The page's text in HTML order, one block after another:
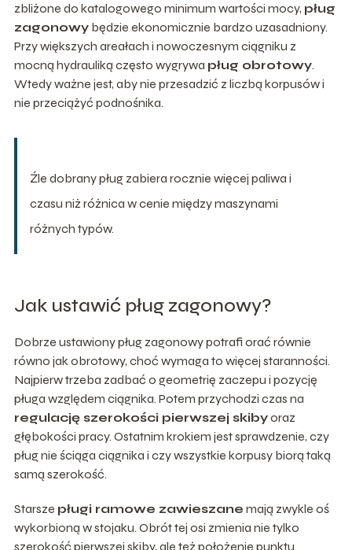
zbliżone do katalogowego minimum wartości mocy, pług
zagonowybędzie ekonomicznie bardzo uzasadniony.
Przy większych areałach i nowoczesnym ciągniku z
mocną hydrauliką często wygrywa pług obrotowy.
Wtedy ważne jest, aby nie przesadzić z liczbą korpusów i
nie przeciążyć podnośnika.
Źle dobrany pług zabiera rocznie więcej paliwa i
czasu niż różnica w cenie między maszynami
różnych typów.
Jak ustawić pług zagonowy?
Dobrze ustawiony pług zagonowy potrafi orać równie
równo jak obrotowy, choć wymaga to więcej staranności.
Najpierw trzeba zadbać o geometrię zaczepu i pozycję
pługa względem ciągnika. Potem przychodzi czas na
regulację szerokości pierwszej skibyoraz
głębokości pracy. Ostatnim krokiem jest sprawdzenie, czy
pług nie ściąga ciągnika i czy wszystkie korpusy biorą taką
samą szerokość.
Starsze pługi ramowe zawieszane mają zwykle oś
wykorbioną w stojaku. Obrót tej osi zmienia nie tylko
szerokość pierwszej skiby, ale też położenie punktu